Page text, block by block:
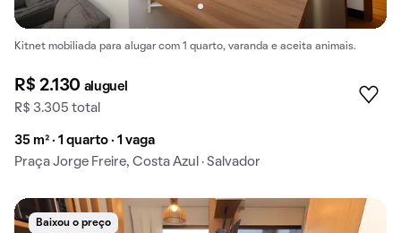
Kitnet mobiliada para alugar com 1 quarto, varanda e aceita animais.
R$ 2.130 aluguel
R$ 3.305 total
35 m² · 1 quarto · 1 vaga
Praça Jorge Freire, Costa Azul · Salvador
Baixou o preço